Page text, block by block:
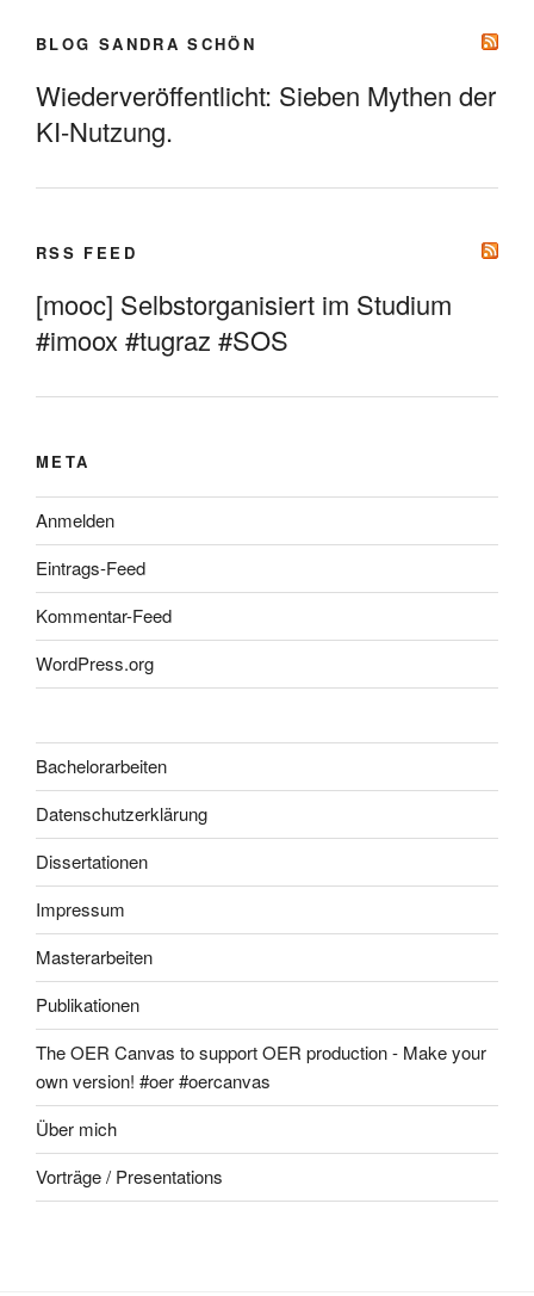
BLOG SANDRA SCHÖN
Wiederveröffentlicht: Sieben Mythen der
KI-Nutzung.
RSS FEED
[mooc] Selbstorganisiert im Studium
#imoox #tugraz #SOS
META
Anmelden
Eintrags-Feed
Kommentar-Feed
WordPress.org
Bachelorarbeiten
Datenschutzerklärung
Dissertationen
Impressum
Masterarbeiten
Publikationen
The OER Canvas to support OER production - Make your
own version! #oer #oercanvas
Über mich
Vorträge / Presentations